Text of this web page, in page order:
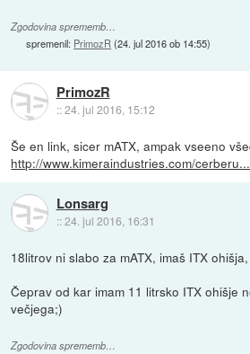
Zgodovina sprememb…
spremenil: PrimozR(24. jul 2016 ob 14:55)
PrimozR
::24. jul 2016, 15:12
Še en link, sicer mATX, ampak vseeno
http://www.kimeraindustries.com/cerberu...
Lonsarg
::24. jul 2016, 16:31
18litrov ni slabo za mATX, imaš ITX
Čeprav od kar imam 11 litrsko ITX ohišje
večjega;)
Zgodovina sprememb…